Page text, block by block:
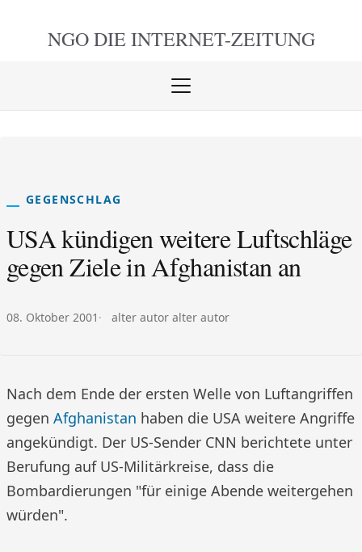
NGO DIE INTERNET-ZEITUNG
Menü
GEGENSCHLAG
USA kündigen weitere Luftschläge
gegen Ziele in Afghanistan an
Veröffentlicht am:
08. Oktober 2001 Autor:
alter autor alter autor
Nach dem Ende der ersten Welle von Luftangriffen
gegen Afghanistan haben die USA weitere Angriffe
angekündigt. Der US-Sender CNN berichtete unter
Berufung auf US-Militärkreise, dass die
Bombardierungen "für einige Abende weitergehen
würden".